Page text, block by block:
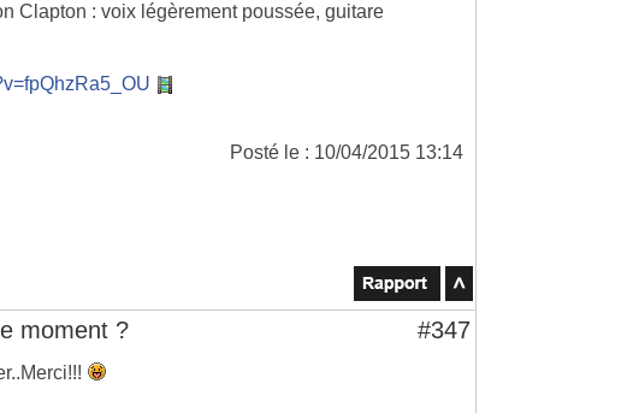
Clapton : voix légèrement poussée, guitare
Posté le : 10/04/2015 13:14
moment ? #347